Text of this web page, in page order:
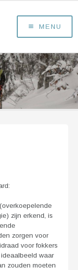
MENU
zijn erkend, is
zorgen voor
voor fokkers
waar
zouden moeten